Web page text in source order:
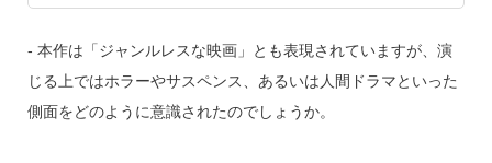
‐ 本作は「ジャンルレスな映画」とも表現されていますが、演
じる上ではホラーやサスペンス、あるいは人間ドラマといった
側面をどのように意識されたのでしょうか。